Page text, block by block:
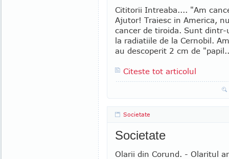
Cititorii Intreaba.... "Am
Ajutor! Traiesc in America,
cancer de tiroida. Sunt
la radiatiile de la Cernobil.
au descoperit 2 cm de
Citeste tot articolul
Societate
Societate
Olarii din Corund. - Olaritul